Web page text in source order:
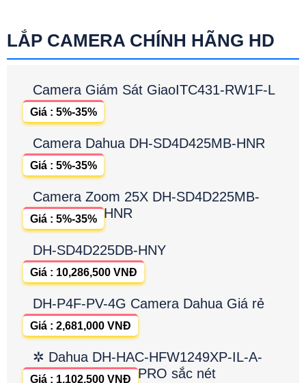
LẮP CAMERA CHÍNH HÃNG HD
Camera Giám Sát GiaoITC431-RW1F-L
Giá : 5%-35%
Camera Dahua DH-SD4D425MB-HNR
Giá : 5%-35%
Camera Zoom 25X DH-SD4D225MB-
HNR
Giá : 5%-35%
DH-SD4D225DB-HNY
Giá : 10,286,500 VNĐ
DH-P4F-PV-4G Camera Dahua Giá rẻ
Giá : 2,681,000 VNĐ
✲ Dahua DH-HAC-HFW1249XP-IL-A-
PRO sắc nét
Giá : 1,102,500 VNĐ